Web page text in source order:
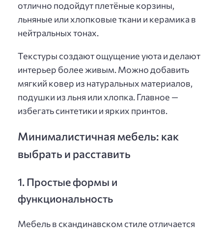
отлично подойдут плетёные корзины,
льняные или хлопковые ткани и керамика в
нейтральных тонах.
Текстуры создают ощущение уюта и делают
интерьер более живым. Можно добавить
мягкий ковер из натуральных материалов,
подушки из льня или хлопка. Главное —
избегать синтетики и ярких принтов.
Минималистичная мебель: как
выбрать и расставить
1. Простые формы и
функциональность
Мебель в скандинавском стиле отличается